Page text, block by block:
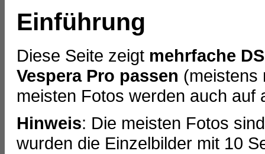
Einführung
Diese Seite zeigt mehrfache
Vespera Pro passen (meistens
meisten Fotos werden auch auf
Hinweis: Die meisten Fotos
wurden die Einzelbilder mit 10